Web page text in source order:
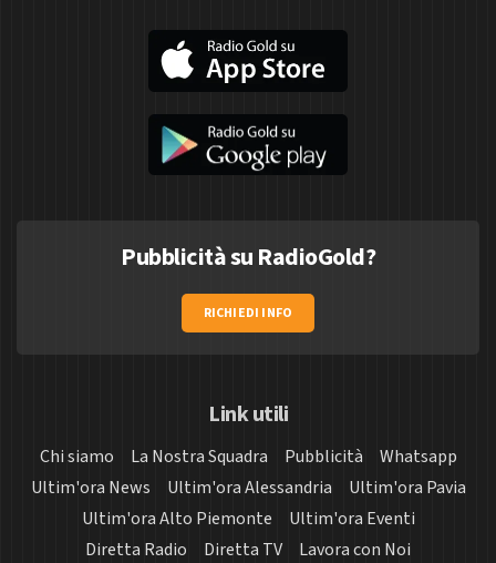
Pubblicità su RadioGold?
RICHIEDI INFO
Link utili
Chi siamo La Nostra Squadra Pubblicità
Whatsapp
Ultim'ora News
Ultim'ora Alessandria
Ultim'ora Pavia
Ultim'ora Alto Piemonte
Ultim'ora Eventi
Diretta Radio
Diretta TV Lavora con Noi